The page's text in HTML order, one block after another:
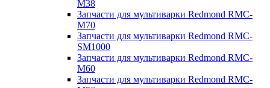
M38
Запчасти для мультиварки Redmond RMC-
M70
Запчасти для мультиварки Redmond RMC-
SM1000
Запчасти для мультиварки Redmond RMC-
M60
Запчасти для мультиварки Redmond RMC-